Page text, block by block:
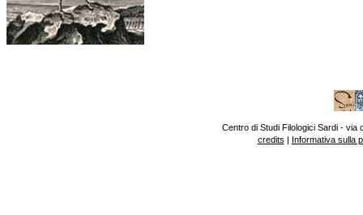
Centro di Studi Filologici Sardi - via
credits | Informativa sulla